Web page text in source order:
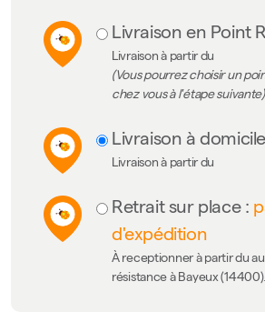
Livraison en Point
Livraison à partir du
(Vous pourrez choisir un
chez vous à l'étape suivante)
Livraison à
Livraison à partir du
Retrait sur place :
d'expédition
À receptionner à partir du
résistance à Bayeux (14400).